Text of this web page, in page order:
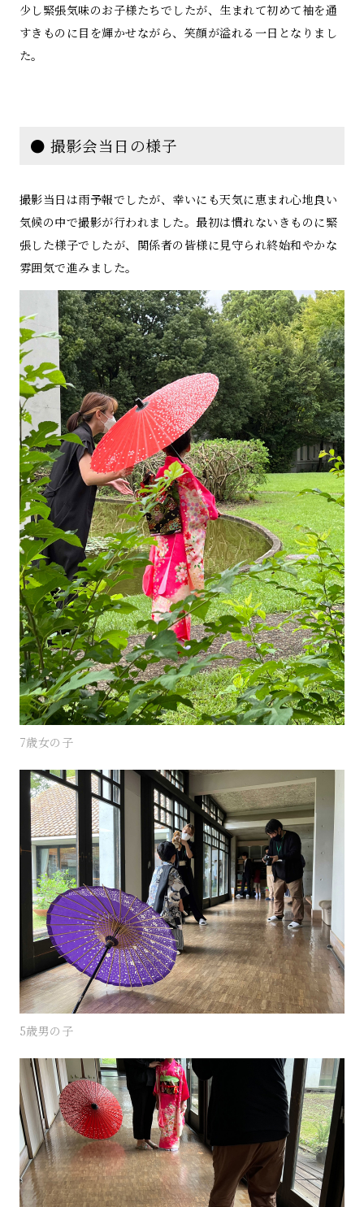
少し緊張気味のお子様たちでしたが、生まれて初めて袖を通
すきものに目を輝かせながら、笑顔が溢れる一日となりまし
た。
● 撮影会当日の様子
撮影当日は雨予報でしたが、幸いにも天気に恵まれ心地良い
気候の中で撮影が行われました。最初は慣れないきものに緊
張した様子でしたが、関係者の皆様に見守られ終始和やかな
雰囲気で進みました。
7歳女の子
5歳男の子